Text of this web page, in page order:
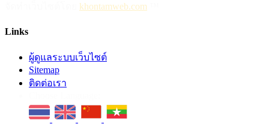
khontamweb.com
Links
ผู้ดูแลระบบเว็บไซต์
Sitemap
ติดต่อเรา